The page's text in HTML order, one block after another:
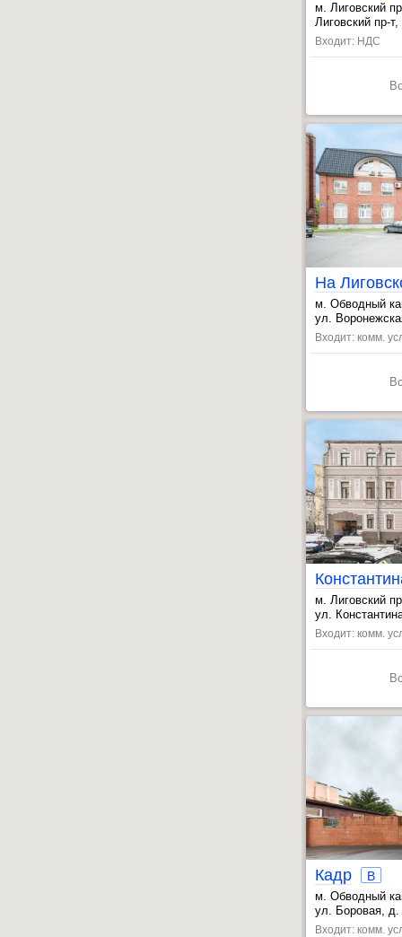
м. Лиговский
, Обводный
,
Лиговский пр-
Входит: НДС
На
м. Обводный
, Лиговский
, Волковская
ул.
Входит: комм.
м. Лиговский
, Обводный
,
ул.
Входит: комм.
Кадр B
м. Обводный
,
, Лиговский
ул. Боровая, д.
Входит: комм.